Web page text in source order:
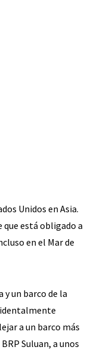
Unidos en Asia.
está obligado a
en el Mar de
un barco de la
a un barco más
Suluan, a unos